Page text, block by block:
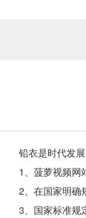
铅衣是时代发展
1、菠萝视频网站
2、在国家明确规
3、国家标准规定